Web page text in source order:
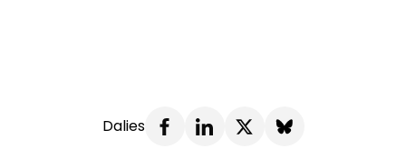
Dalies